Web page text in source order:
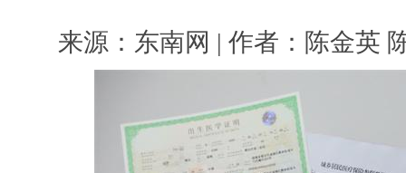
来源：东南网 | 作者：陈金英